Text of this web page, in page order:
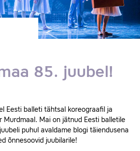
85. juubel!
Eesti balleti tähtsal koreograafil ja
Murdmaal. Mai on jätnud Eesti balletile
puhul avaldame blogi täiendusena
õnnesoovid juubilarile!